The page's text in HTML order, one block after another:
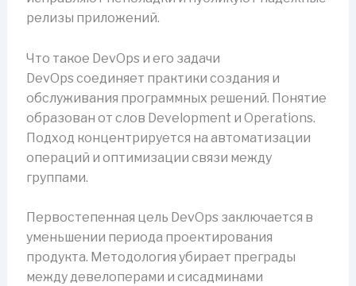
релизы приложений.
Что такое DevOps и его задачи
DevOps соединяет практики создания и
обслуживания программных решений. Понятие
образован от слов Development и Operations.
Подход концентрируется на автоматизации
операций и оптимизации связи между
группами.
Первостепенная цель DevOps заключается в
уменьшении периода проектирования
продукта. Методология убирает преграды
между девелоперами и сисадминами